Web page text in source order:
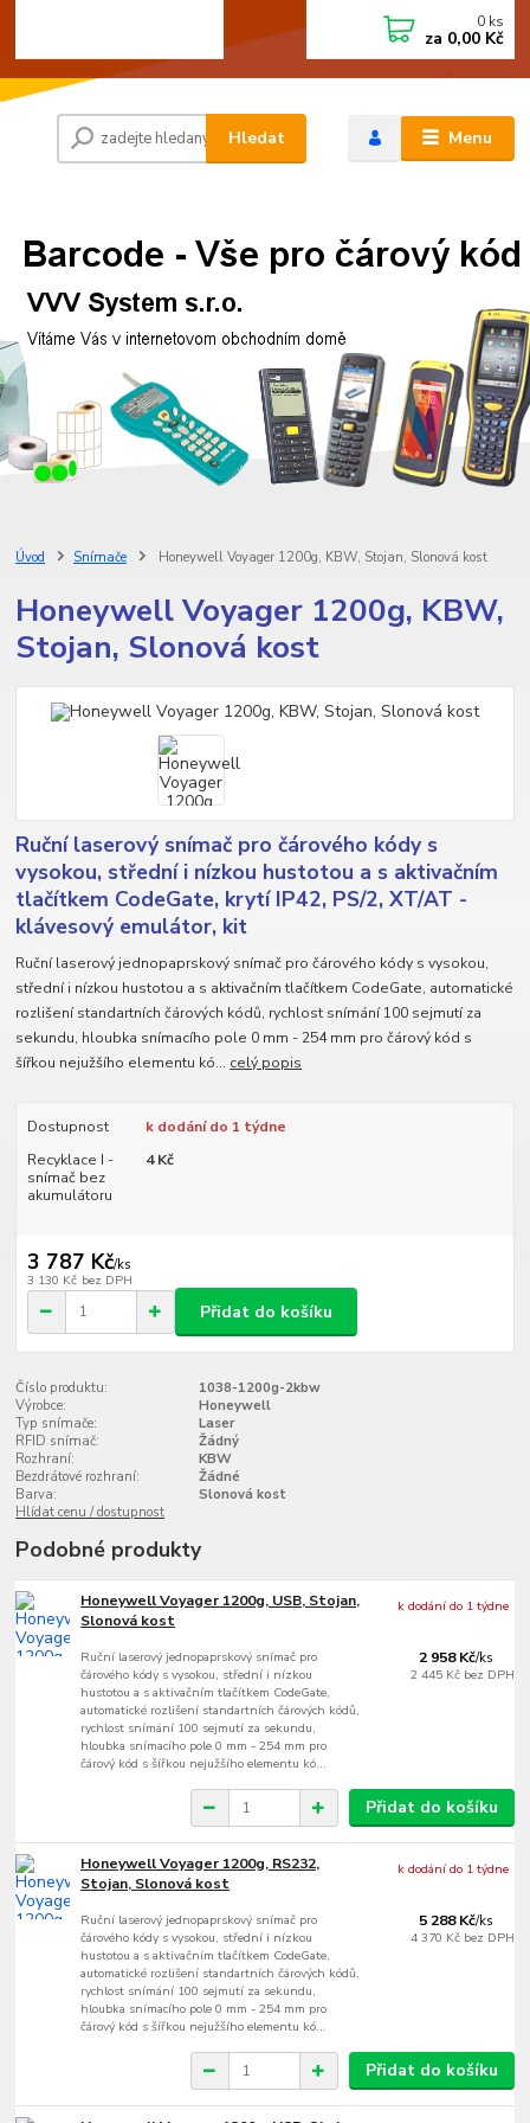
Menu
Hledat
0 ks
za 0,00 Kč
Úvod Snímače Honeywell Voyager 1200g, KBW, Stojan, Slonová kost
Honeywell Voyager 1200g, KBW,
Stojan, Slonová kost
Ruční laserový snímač pro čárového kódy s
vysokou, střední i nízkou hustotou a s aktivačním
tlačítkem CodeGate, krytí IP42, PS/2, XT/AT -
klávesový emulátor, kit
Ruční laserový jednopaprskový snímač pro čárového kódy s vysokou,
střední i nízkou hustotou a s aktivačním tlačítkem CodeGate, automatické
rozlišení standartních čárových kódů, rychlost snímání 100 sejmutí za
sekundu, hloubka snímacího pole 0 mm - 254 mm pro čárový kód s
šířkou nejužšího elementu kó... celý popis
Dostupnost
k dodání do 1 týdne
Recyklace I -
snímač bez
akumulátoru
4 Kč
3 787 Kč/ks
3 130 Kč bez DPH
Přidat do košíku
Číslo produktu:
1038-1200g-2kbw
Výrobce:
Honeywell
Typ snímače:
Laser
RFID snímač:
Žádný
Rozhraní:
KBW
Bezdrátové rozhraní:
Žádné
Barva:
Slonová kost
Hlídat cenu / dostupnost
Podobné produkty
Honeywell Voyager 1200g, USB, Stojan,
Slonová kost
Ruční laserový jednopaprskový snímač pro
čárového kódy s vysokou, střední i nízkou
hustotou a s aktivačním tlačítkem CodeGate,
automatické rozlišení standartních čárových kódů,
rychlost snímání 100 sejmutí za sekundu,
hloubka snímacího pole 0 mm - 254 mm pro
čárový kód s šířkou nejužšího elementu kó...
2 958 Kč/ks
2 445 Kč bez DPH
k dodání do 1 týdne
Přidat do košíku
Honeywell Voyager 1200g, RS232,
Stojan, Slonová kost
Ruční laserový jednopaprskový snímač pro
čárového kódy s vysokou, střední i nízkou
hustotou a s aktivačním tlačítkem CodeGate,
automatické rozlišení standartních čárových kódů,
rychlost snímání 100 sejmutí za sekundu,
hloubka snímacího pole 0 mm - 254 mm pro
čárový kód s šířkou nejužšího elementu kó...
5 288 Kč/ks
4 370 Kč bez DPH
k dodání do 1 týdne
Přidat do košíku